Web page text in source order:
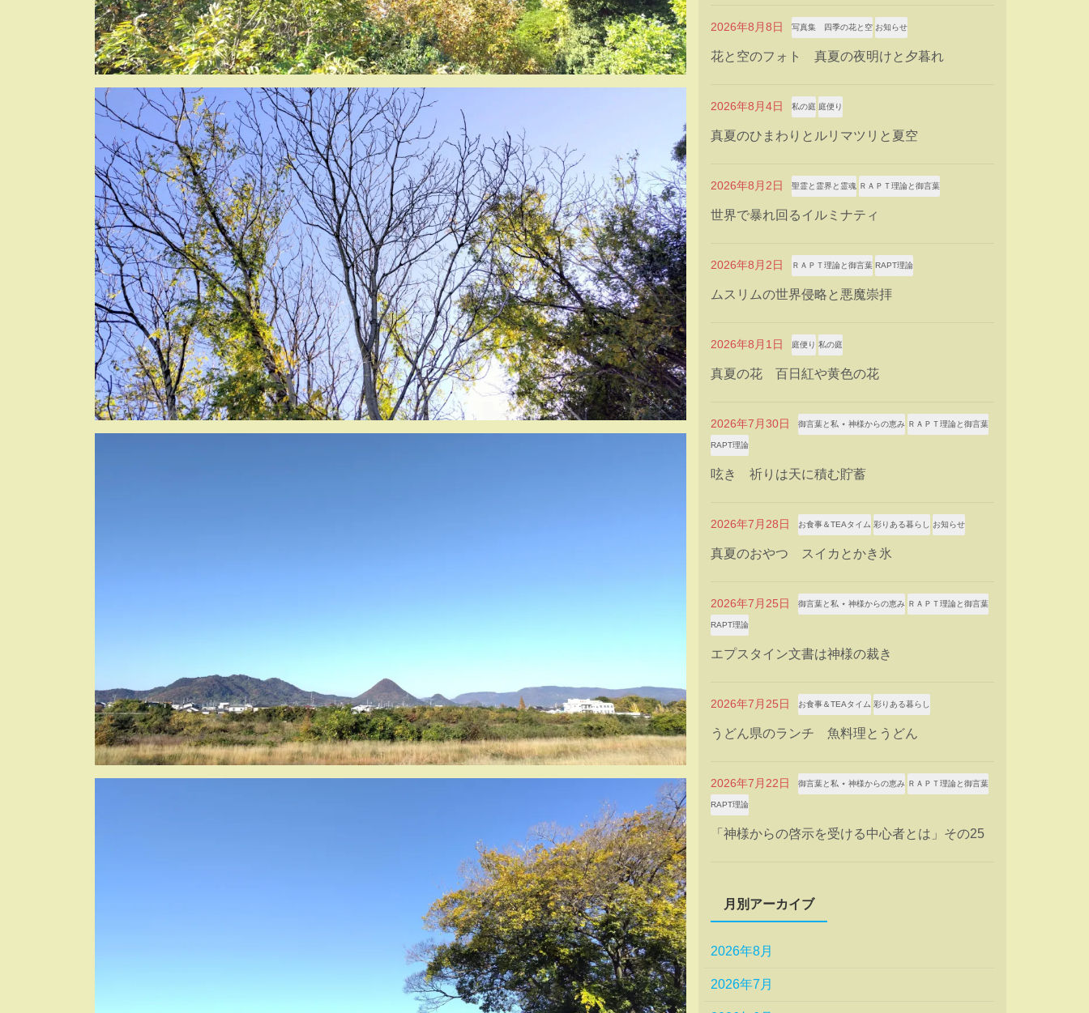
2026年8月8日 写真集 四季の花と空 お知らせ
花と空のフォト 真夏の夜明けと夕暮れ
2026年8月4日 私の庭 庭便り
真夏のひまわりとルリマツリと夏空
2026年8月2日 聖霊と霊界と霊魂 ＲＡＰＴ理論と御言葉
世界で暴れ回るイルミナティ
2026年8月2日 ＲＡＰＴ理論と御言葉 RAPT理論
ムスリムの世界侵略と悪魔崇拝
2026年8月1日 庭便り 私の庭
真夏の花 百日紅や黄色の花
2026年7月30日 御言葉と私 ⋆ 神様からの恵み ＲＡＰＴ理論と御言葉
RAPT理論
呟き 祈りは天に積む貯蓄
2026年7月28日 お食事＆TEAタイム 彩りある暮らし お知らせ
真夏のおやつ スイカとかき氷
2026年7月25日 御言葉と私 ⋆ 神様からの恵み ＲＡＰＴ理論と御言葉
RAPT理論
エプスタイン文書は神様の裁き
2026年7月25日 お食事＆TEAタイム 彩りある暮らし
うどん県のランチ 魚料理とうどん
2026年7月22日 御言葉と私 ⋆ 神様からの恵み ＲＡＰＴ理論と御言葉
RAPT理論
「神様からの啓示を受ける中心者とは」その25
月別アーカイブ
2026年8月
2026年7月